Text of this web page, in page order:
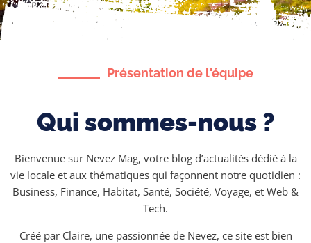
Présentation de l'équipe
Qui sommes-nous ?
Bienvenue sur Nevez Mag, votre blog d’actualités dédié à la
vie locale et aux thématiques qui façonnent notre quotidien :
Business, Finance, Habitat, Santé, Société, Voyage, et Web &
Tech.
Créé par Claire, une passionnée de Nevez, ce site est bien